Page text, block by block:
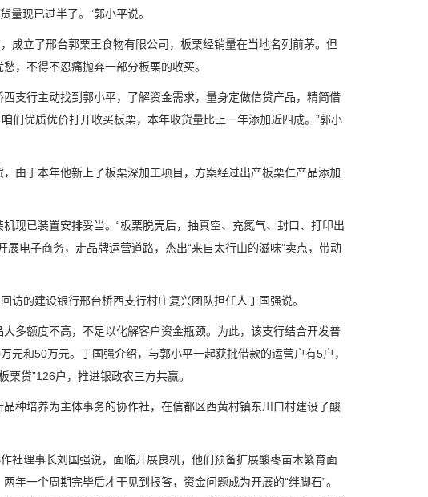
现已过半了。”郭小平说。
立了邢台郭栗王食物有限公司，板栗经销量在当地名列前茅。但
，不得不忍痛抛弃一部分板栗的收买。
行主动找到郭小平，了解资金需求，量身定做信贷产品，精简借
们优质优价打开收买板栗，本年收货量比上一年添加近四成。”郭小
于本年他新上了板栗深加工项目，方案经过出产板栗仁产品添加
已装置安排妥当。“板栗脱壳后，抽真空、充氮气、封口、打印出
电子商务，走品牌运营道路，杰出“来自太行山的滋味”卖点，带动
的建设银行邢台桥西支行村庄复兴团队担任人丁国强说。
额度不高，不足以化解客户资金瓶颈。为此，该支行结合开发普
和50万元。丁国强介绍，与郭小平一起获批借款的运营户有5户，
栗贷”126户，推进银政农三方共赢。
培养为主体事务的协作社，在信都区西黄村镇东川口村建设了酸
理事长刘国强说，面临开展良机，他们预备扩展酸枣苗木繁育面
一个周期完毕后才干见到报答，资金问题成为开展的“绊脚石”。